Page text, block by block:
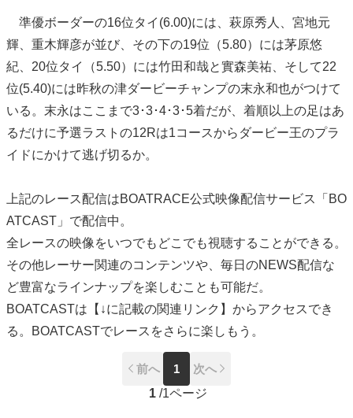
準優ボーダーの16位タイ(6.00)には、萩原秀人、宮地元
輝、重木輝彦が並び、その下の19位（5.80）には茅原悠
紀、20位タイ（5.50）には竹田和哉と實森美祐、そして22
位(5.40)には昨秋の津ダービーチャンプの末永和也がつけて
いる。末永はここまで3･3･4･3･5着だが、着順以上の足はあ
るだけに予選ラストの12Rは1コースからダービー王のプラ
イドにかけて逃げ切るか。
上記のレース配信はBOATRACE公式映像配信サービス「BO
ATCAST」で配信中。
全レースの映像をいつでもどこでも視聴することができる。
その他レーサー関連のコンテンツや、毎日のNEWS配信な
ど豊富なラインナップを楽しむことも可能だ。
BOATCASTは【↓に記載の関連リンク】からアクセスでき
る。BOATCASTでレースをさらに楽しもう。
前へ 1
次へ
1 /1ページ